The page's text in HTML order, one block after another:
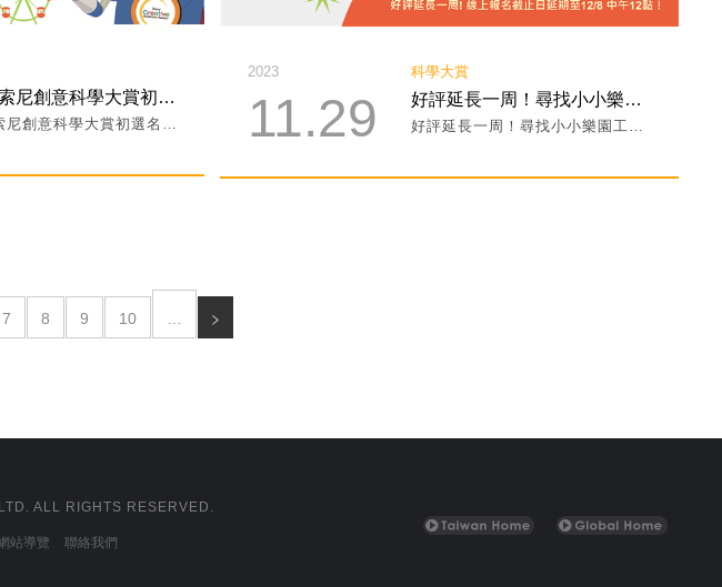
第12屆索尼創意科學大賞初選名單出爐！
2023
11.29
科學大賞
好評延長一周！尋找小小樂園工程師！第12屆索尼創意科學大賞免費報名延長至12/8中午截止！
7 8 9 10 …
ALL RIGHTS RESERVED.
站導覽 聯絡我們